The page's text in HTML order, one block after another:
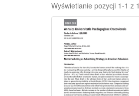
Wyświetlanie pozycji 1-1 z 1